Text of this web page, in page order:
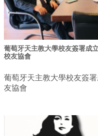
葡萄牙天主教大學校友簽署成
校友協會
葡萄牙天主教大學校友簽
友協會